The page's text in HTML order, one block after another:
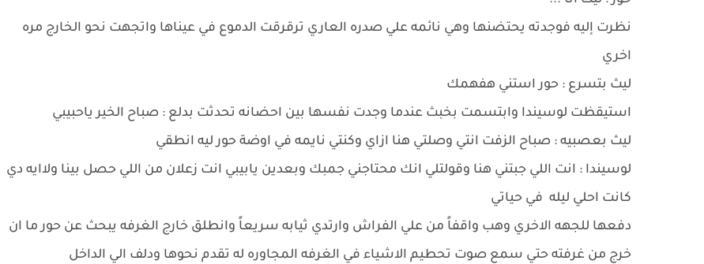
نظرت إليه فوجدته يحتضنها وهي نائمه علي صدره العاري ترقرقت الدموع في عيناها واتجهت نحو الخارج مره
اخري
ليث بتسرع : حور استني هفهمك
استيقظت لوسيندا وابتسمت بخبث عندما وجدت نفسها بين احضانه تحدثت بدلع : صباح الخير ياحبيبي
ليث بعصبيه : صباح الزفت انتي وصلتي هنا ازاي وكنتي نايمه في اوضة حور ليه انطقي
لوسيندا : انت اللي جبتني هنا وقولتلي انك محتاجني جمبك وبعدين يابيبي انت زعلان من اللي حصل بينا ولاايه دي
كانت احلي ليله في حياتي
دفعها للجهه الاخري وهب واقفاً من علي الفراش وارتدي ثيابه سريعاً وانطلق خارج الغرفه يبحث عن حور ما ان
خرج من غرفته حتي سمع صوت تحطيم الاشياء في الغرفه المجاوره له تقدم نحوها ودلف الي الداخل